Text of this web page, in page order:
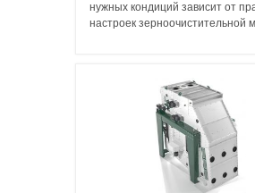
нужных кондиций зависит от
настроек зерноочистительной